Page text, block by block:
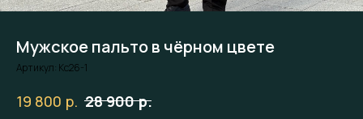
Мужское пальто в чёрном цвете
Артикул: Kc26-1
19 800 р. 28 900 р.